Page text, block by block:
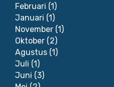
Februari (1)
Januari (1)
November (1)
Oktober (2)
Agustus (1)
Juli (1)
Juni (3)